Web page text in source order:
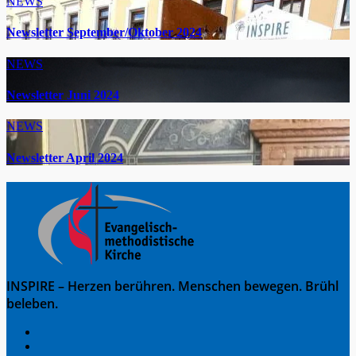
Newsletter September/Oktober 2024
NEWS
Newsletter Juni 2024
NEWS
Newsletter April 2024
INSPIRE – Herzen berühren. Menschen bewegen. Brühl
beleben.